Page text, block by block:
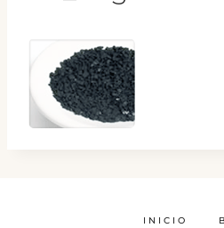
INICIO